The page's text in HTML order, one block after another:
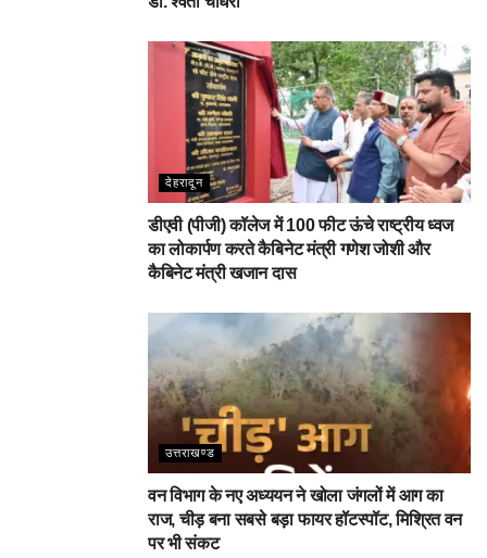
देहरादून
डीएवी (पीजी) कॉलेज में 100 फीट ऊंचे राष्ट्रीय ध्वज
का लोकार्पण करते कैबिनेट मंत्री गणेश जोशी और
कैबिनेट मंत्री खजान दास
उत्तराखण्ड
वन विभाग के नए अध्ययन ने खोला जंगलों में आग का
राज, चीड़ बना सबसे बड़ा फायर हॉटस्पॉट, मिश्रित वन
पर भी संकट